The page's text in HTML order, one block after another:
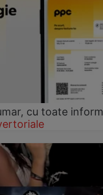
cu toate